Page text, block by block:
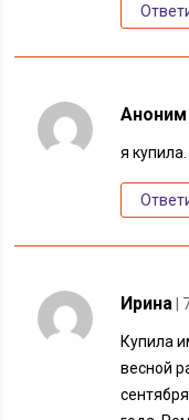
Аноним
я
Ирина
Купила
весной